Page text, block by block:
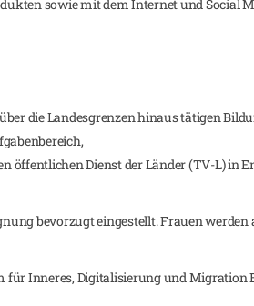
sowie mit dem Internet und Social
die Landesgrenzen hinaus tätigen
öffentlichen Dienst der Länder (TV-L) in
bevorzugt eingestellt. Frauen
Inneres, Digitalisierung und Migration